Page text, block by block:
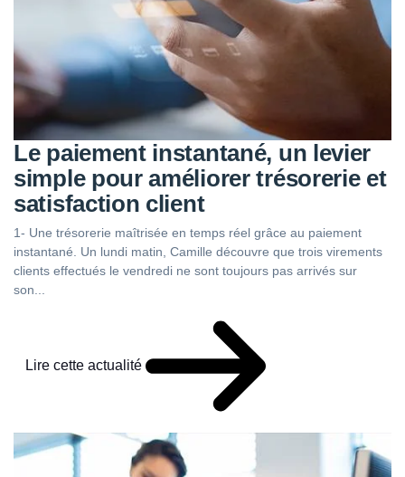
Le paiement instantané, un levier
simple pour améliorer trésorerie et
satisfaction client
1- Une trésorerie maîtrisée en temps réel grâce au paiement
instantané. Un lundi matin, Camille découvre que trois virements
clients effectués le vendredi ne sont toujours pas arrivés sur
son...
Lire cette actualité